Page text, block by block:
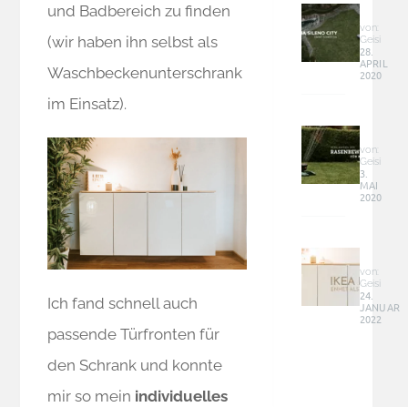
und Badbereich zu finden
(wir haben ihn selbst als
Waschbeckenunterschrank
im Einsatz).
Ich fand schnell auch
passende Türfronten für
den Schrank und konnte
mir so mein individuelles
Sileno
City
–
schief
an
die
–
von:
Geisi
28.
APRIL
2020
für
kleine
und
Siena
2100
von:
Geisi
3.
MAI
2020
–
Enhet
als
von:
Geisi
24.
JANUAR
2022